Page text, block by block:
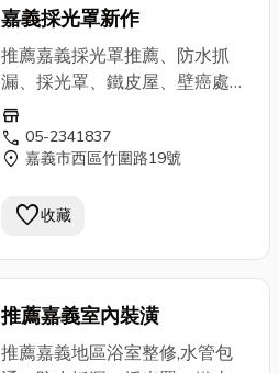
嘉義採光罩新作
推薦嘉義採光罩推薦、防水抓
漏、採光罩、鐵皮屋、壁癌處
理、泥作土水、房屋油漆、房屋
翻修、消防工程
內裝修、高低壓補強...等推薦在
山、竹崎、新營、白河...等地區
store
call 05-2341837
location_on 嘉義市西區竹圍路19號
favorite收藏
推薦嘉義室內裝潢
推薦嘉義地區浴室整修,水管包